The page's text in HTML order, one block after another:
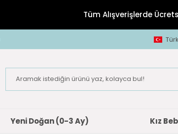
Tüm Alışverişlerde
Yeni Doğan (0-3 Ay) Kız